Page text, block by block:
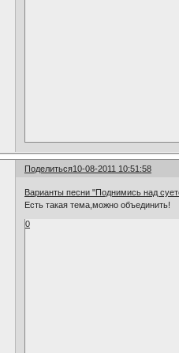
Поделиться10-08-2011 10:51:58
Варианты песни "Поднимись над
Есть такая тема,можно объединить!
0